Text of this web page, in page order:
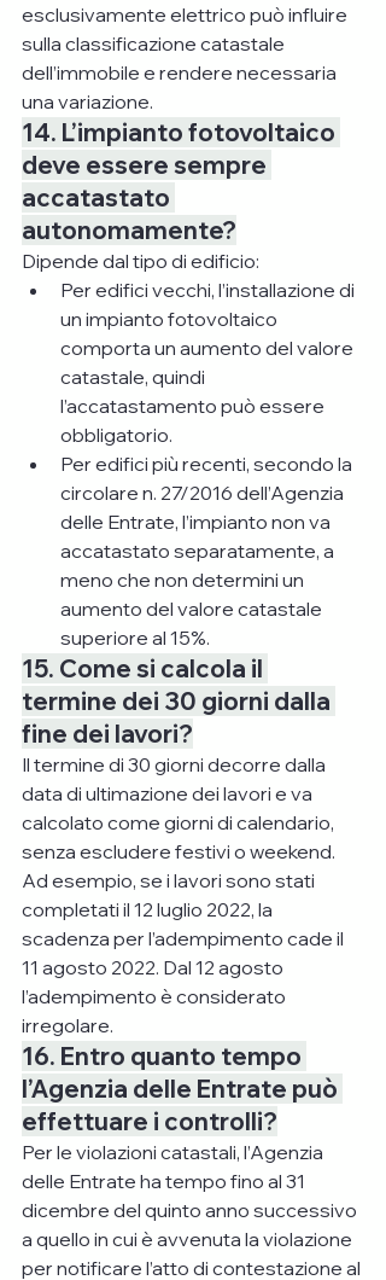
esclusivamente elettrico può influire
sulla classificazione catastale
dell’immobile e rendere necessaria
una variazione.
14. L’impianto fotovoltaico
deve essere sempre
accatastato
autonomamente?
Dipende dal tipo di edificio:
Per edifici vecchi, l’installazione di
un impianto fotovoltaico
comporta un aumento del valore
catastale, quindi
l’accatastamento può essere
obbligatorio.
Per edifici più recenti, secondo la
circolare n. 27/2016 dell’Agenzia
delle Entrate, l’impianto non va
accatastato separatamente, a
meno che non determini un
aumento del valore catastale
superiore al 15%.
15. Come si calcola il
termine dei 30 giorni dalla
fine dei lavori?
Il termine di 30 giorni decorre dalla
data di ultimazione dei lavori e va
calcolato come giorni di calendario,
senza escludere festivi o weekend.
Ad esempio, se i lavori sono stati
completati il 12 luglio 2022, la
scadenza per l’adempimento cade il
11 agosto 2022. Dal 12 agosto
l’adempimento è considerato
irregolare.
16. Entro quanto tempo
l’Agenzia delle Entrate può
effettuare i controlli?
Per le violazioni catastali, l’Agenzia
delle Entrate ha tempo fino al 31
dicembre del quinto anno successivo
a quello in cui è avvenuta la violazione
per notificare l’atto di contestazione al